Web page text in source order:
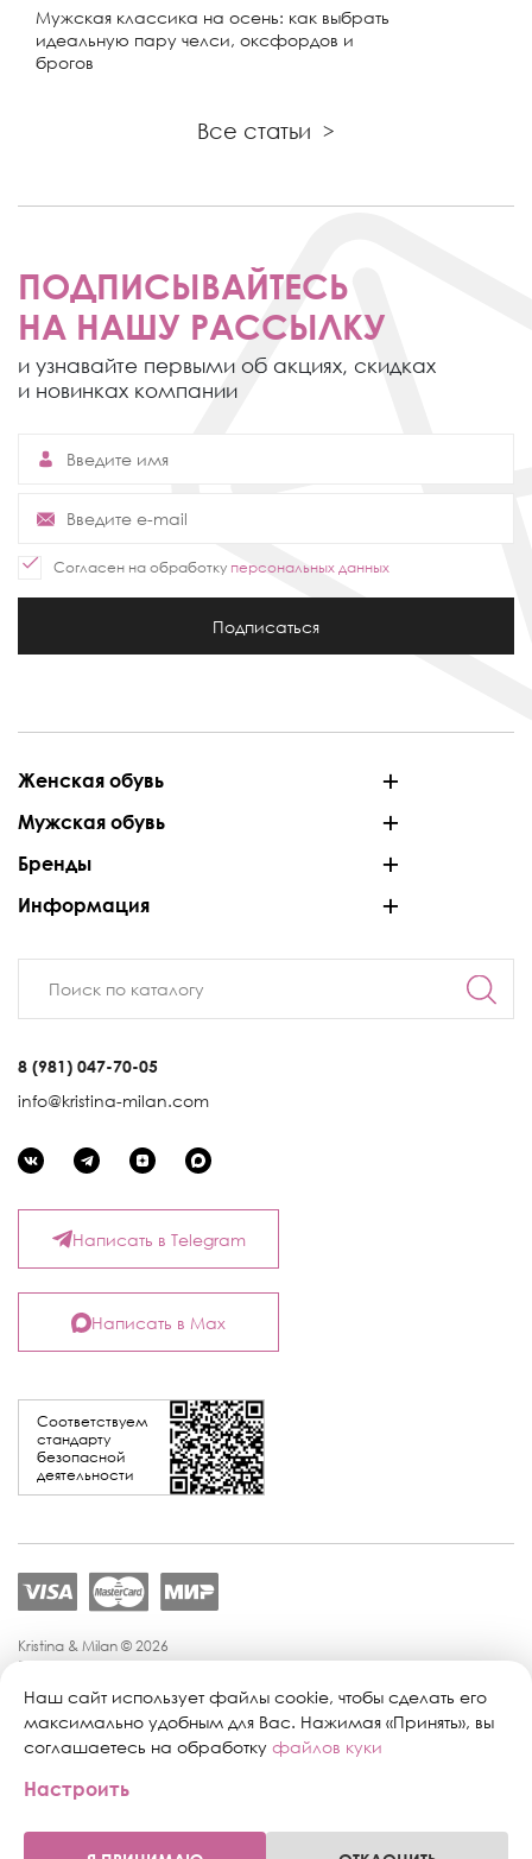
Мужская классика на осень: как выбрать
идеальную пару челси, оксфордов и
брогов
Все статьи >
ПОДПИСЫВАЙТЕСЬ
НА НАШУ РАССЫЛКУ
и узнавайте первыми об акциях, скидках
и новинках компании
Согласен на обработку персональных данных
Подписаться
Женская обувь
Мужская обувь
Бренды
Информация
8 (981) 047-70-05
info@kristina-milan.com
Соответствуем
стандарту
безопасной
деятельности
Написать в Telegram
Написать в Max
Kristina & Milan © 2026
Политика конфиденциальности
Политика обработки персональных данных
Публичная оферта
Персональные настройки файлов cookie
Поддержка сайта:
Наш сайт использует файлы cookie, чтобы сделать его
максимально удобным для Вас. Нажимая «Принять», вы
соглашаетесь на обработку файлов куки
Настроить